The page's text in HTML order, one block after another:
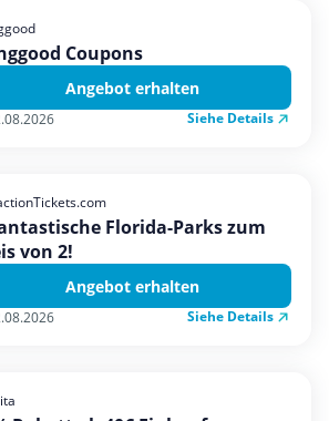
Coupons
Angebot erhalten
Siehe Details
Florida-Parks zum
von 2!
Angebot erhalten
Siehe Details